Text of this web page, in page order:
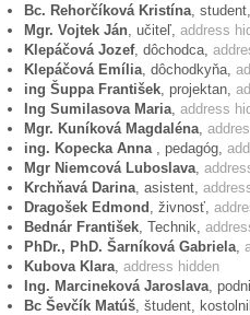
petr.sich@coe.int
Mr Petr SICH
Head of Private Office of the President
Send protest via email »»
• Lub pod adres poczty listowej:
Lluís Maria de Puig
Parliamentary Assemby
Council of Europe
Avenue de l'Europe
F-67075 Strasbourg Cedex
Bc. Rehorčíková Kristína , student,
Mgr. Vojtek Ján , učiteľ, address
Klepáčová Jozef, dôchodca,
Klepáčová Emília , dôchodkyňa,
ing Šuppa František , projektan,
Ing Sumilasova Maria address
Mgr. Kuníková Magdaléna
ing. Kopecka Anna
, pedagóg,
Mgr Niemcová Luboslava
Krchňavá Darina , asistent,
Dragošek Edmond
, živnosť,
Bednár František , Technik,
PhDr., PhD. Šarníková Gabriela
Kubova Klara address hidden
Ing. Marcineková Jaroslava ,
Bc Ševčík Matúš , študent,